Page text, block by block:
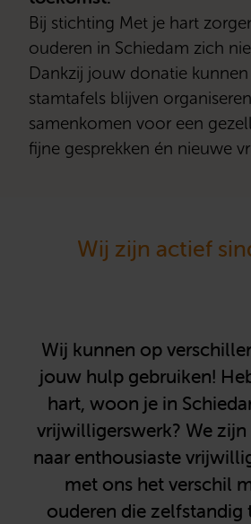
Bij stichting Met je hart
ouderen in Schiedam zich
Dankzij jouw donatie
stamtafels blijven
samenkomen voor een
fijne gesprekken én nieuwe
Wij zijn actief
Wij kunnen op
jouw hulp gebruiken!
hart, woon je in
vrijwilligerswerk? We
naar enthousiaste
met ons het verschil
ouderen die zelfstandig